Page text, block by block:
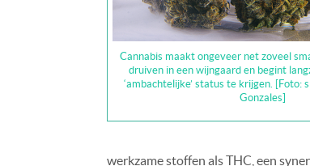
Cannabis maakt ongeveer net zoveel
druiven in een wijngaard en begint
‘ambachtelijke’ status te krijgen. [Foto:
Gonzales]
werkzame stoffen als THC, een